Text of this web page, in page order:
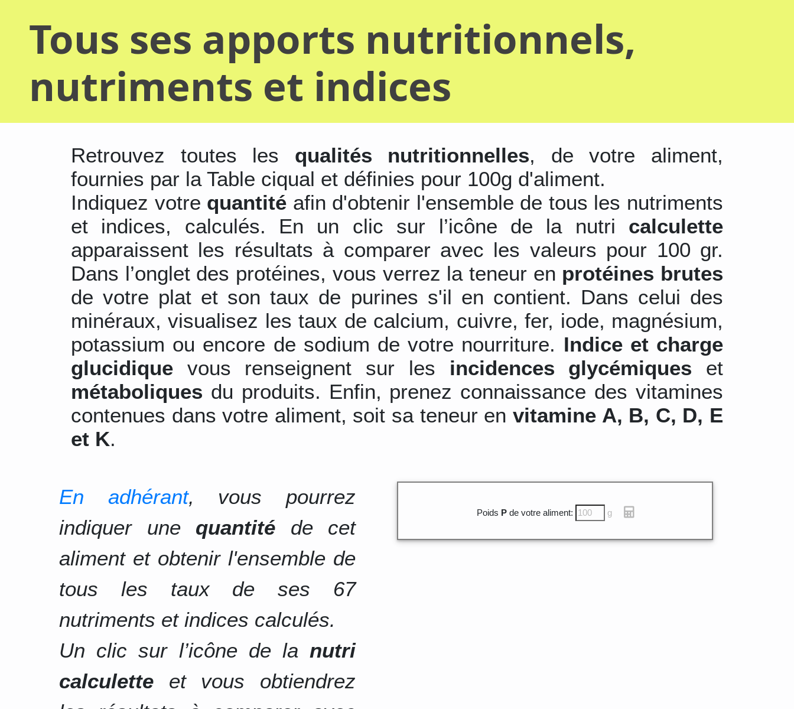
Tous ses apports nutritionnels,
nutriments et indices
Retrouvez toutes les qualités nutritionnelles, de votre aliment,
fournies par la Table ciqual et définies pour 100g d'aliment.
Indiquez votre quantité afin d'obtenir l'ensemble de tous les nutriments
et indices, calculés. En un clic sur l’icône de la nutri calculette
apparaissent les résultats à comparer avec les valeurs pour 100 gr.
Dans l’onglet des protéines, vous verrez la teneur en protéines brutes
de votre plat et son taux de purines s'il en contient. Dans celui des
minéraux, visualisez les taux de calcium, cuivre, fer, iode, magnésium,
potassium ou encore de sodium de votre nourriture. Indice et charge
glucidique vous renseignent sur les incidences glycémiques et
métaboliques du produits. Enfin, prenez connaissance des vitamines
contenues dans votre aliment, soit sa teneur en vitamine A, B, C, D, E
et K.
En adhérant, vous pourrez
indiquer une quantité de cet
aliment et obtenir l'ensemble de
tous les taux de ses 67
nutriments et indices calculés.
Un clic sur l’icône de la nutri
calculette et vous obtiendrez
Poids Pde votre aliment: g